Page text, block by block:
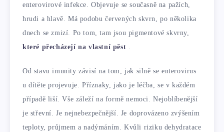
enterovirové infekce. Objevuje se současně na pažích,
hrudi a hlavě. Má podobu červených skvrn, po několika
dnech se zmizí. Po tom, tam jsou pigmentové skvrny,
které přecházejí na vlastní pěst
Od stavu imunity závisí na tom, jak silně se enterovirus
u dítěte projevuje. Příznaky, jako je léčba, se v každém
případě liší. Vše záleží na formě nemoci. Nejoblíbenější
je střevní. Je nejnebezpečnější. Je doprovázeno zvýšením
teploty, průjmem a nadýmáním. Kvůli riziku dehydratace